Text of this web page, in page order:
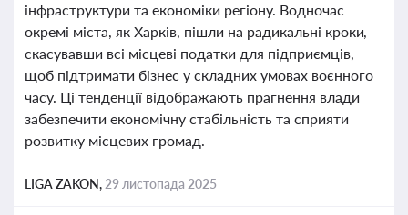
інфраструктури та економіки регіону. Водночас
окремі міста, як Харків, пішли на радикальні кроки,
скасувавши всі місцеві податки для підприємців,
щоб підтримати бізнес у складних умовах воєнного
часу. Ці тенденції відображають прагнення влади
забезпечити економічну стабільність та сприяти
розвитку місцевих громад.
LIGA ZAKON, 29 листопада 2025